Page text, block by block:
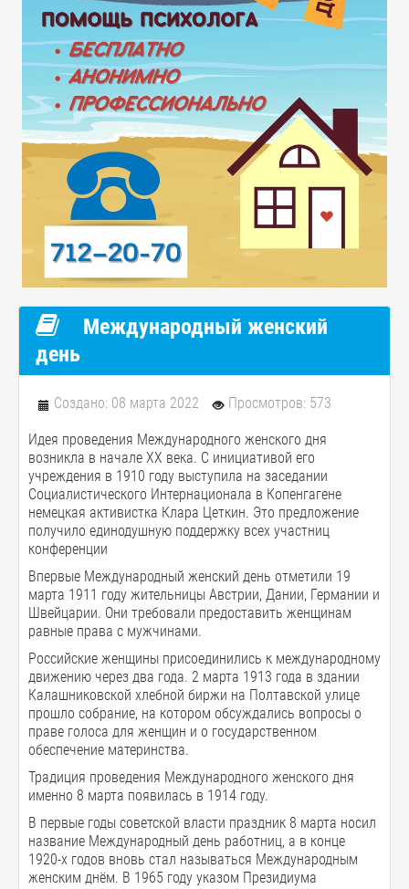
Международный женский
день
Создано: 08 марта 2022 Просмотров: 573
Идея проведения Международного женского дня
возникла в начале ХХ века. С инициативой его
учреждения в 1910 году выступила на заседании
Социалистического Интернационала в Копенгагене
немецкая активистка Клара Цеткин. Это предложение
получило единодушную поддержку всех участниц
конференции
Впервые Международный женский день отметили 19
марта 1911 году жительницы Австрии, Дании, Германии и
Швейцарии. Они требовали предоставить женщинам
равные права с мужчинами.
Российские женщины присоединились к международному
движению через два года. 2 марта 1913 года в здании
Калашниковской хлебной биржи на Полтавской улице
прошло собрание, на котором обсуждались вопросы о
праве голоса для женщин и о государственном
обеспечение материнства.
Традиция проведения Международного женского дня
именно 8 марта появилась в 1914 году.
В первые годы советской власти праздник 8 марта носил
название Международный день работниц, а в конце
1920-х годов вновь стал называться Международным
женским днём. В 1965 году указом Президиума